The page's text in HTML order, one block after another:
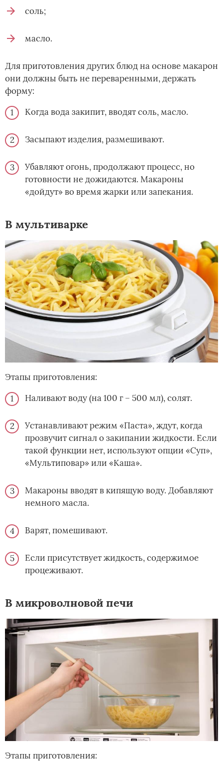
соль;
масло.
Для приготовления других блюд на основе макарон
они должны быть не переваренными, держать
форму:
Когда вода закипит, вводят соль, масло.
Засыпают изделия, размешивают.
Убавляют огонь, продолжают процесс, но
готовности не дожидаются. Макароны
«дойдут» во время жарки или запекания.
В мультиварке
Этапы приготовления:
Наливают воду (на 100 г – 500 мл), солят.
Устанавливают режим «Паста», ждут, когда
прозвучит сигнал о закипании жидкости. Если
такой функции нет, используют опции «Суп»,
«Мультиповар» или «Каша».
Макароны вводят в кипящую воду. Добавляют
немного масла.
Варят, помешивают.
Если присутствует жидкость, содержимое
процеживают.
В микроволновой печи
Этапы приготовления: